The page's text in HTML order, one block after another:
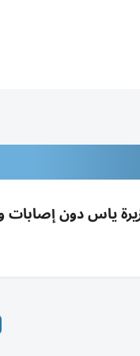
ياس دون إصابات